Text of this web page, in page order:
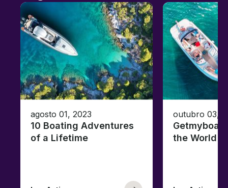
agosto 01, 2023
10 Boating Adventures
of a Lifetime
outubro 03,
the World